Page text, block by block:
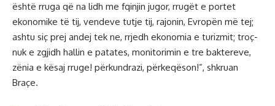
është rruga që na lidh me fqinjin jugor, rrugët e portet
ekonomike të tij, vendeve tutje tij, rajonin, Evropën më tej;
ashtu siç prej andej tek ne, rrjedh ekonomia e turizmit; troç-
nuk e zgjidh hallin e patates, monitorimin e tre baktereve,
zënia e kësaj rruge! përkundrazi, përkeqëson!”, shkruan
Braçe.